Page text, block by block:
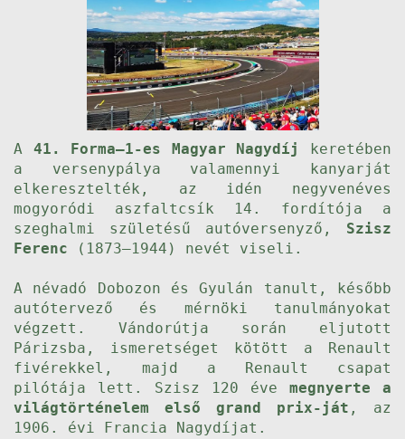
A 41. Forma–1-es Magyar Nagydíj
keretében
a versenypálya valamennyi kanyarját
elkeresztelték, az idén negyvenéves
mogyoródi aszfaltcsík 14. fordítója a
szeghalmi születésű autóversenyző, Szisz
Ferenc (1873–1944) nevét viseli.
A névadó Dobozon és Gyulán tanult, később
autótervező és mérnöki tanulmányokat
végzett. Vándorútja során eljutott
Párizsba, ismeretséget kötött a Renault
fivérekkel, majd a Renault csapat
pilótája lett. Szisz 120 éve megnyerte a
világtörténelem első grand prix-ját , az
1906. évi Francia Nagydíjat.